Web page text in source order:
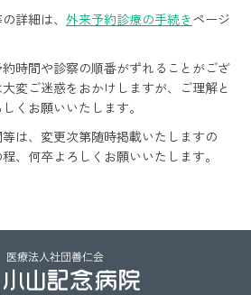
詳細は、 外来予約診療の手続きページ
時間や診察の順番がずれることがござ
変ご迷惑をおかけしますが、ご理解と
くお願いいたします。
は、変更次第随時掲載いたしますの
、何卒よろしくお願いいたします。